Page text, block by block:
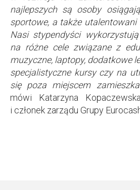
najlepszych są osoby
sportowe, a także utalentowani
Nasi stypendyści
na różne cele związane z
muzyczne, laptopy, dodatkowe
specjalistyczne kursy czy na
się poza miejscem
mówi Katarzyna
i członek zarządu Grupy